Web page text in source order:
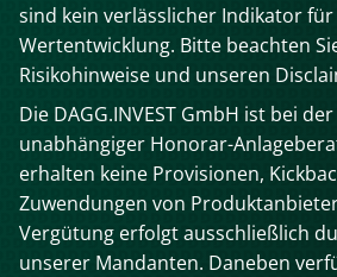
sind kein verlässlicher Indikator
Wertentwicklung. Bitte beachten
Risikohinweise und unseren
Die DAGG.INVEST GmbH ist bei
unabhängiger Honorar-
erhalten keine Provisionen,
Zuwendungen von
Vergütung erfolgt ausschließlich
unserer Mandanten. Daneben